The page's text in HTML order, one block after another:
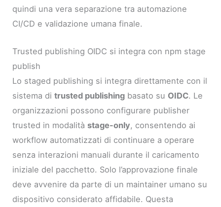
quindi una vera separazione tra automazione
CI/CD e validazione umana finale.
Trusted publishing OIDC si integra con npm stage
publish
Lo staged publishing si integra direttamente con il
sistema ditrusted publishing basato su OIDC. Le
organizzazioni possono configurare publisher
trusted in modalità stage-only, consentendo ai
workflow automatizzati di continuare a operare
senza interazioni manuali durante il caricamento
iniziale del pacchetto. Solo l’approvazione finale
deve avvenire da parte di un maintainer umano su
dispositivo considerato affidabile. Questa